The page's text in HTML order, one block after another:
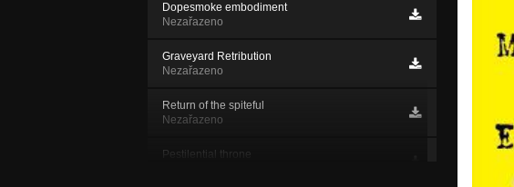
Dopesmoke embodiment
Nezařazeno
Graveyard Retribution
Nezařazeno
Return of the spiteful
Nezařazeno
Pestilential throne